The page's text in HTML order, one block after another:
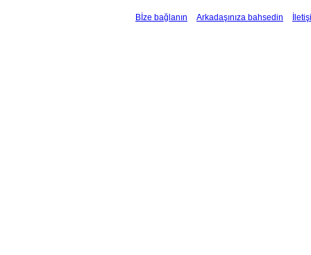
Bİze bağlanın Arkadaşınıza bahsedin